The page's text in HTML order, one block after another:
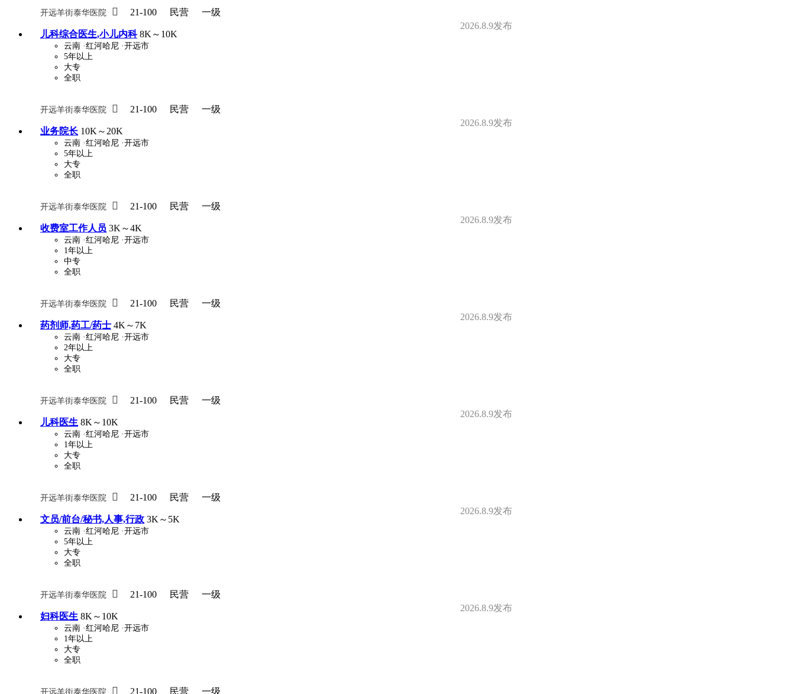
开远羊街泰华医院  21-100 民营
一级
2026.8.9发布
儿科综合医生,小儿内科 8K～10K
云南 ·红河哈尼 ·开远市
5年以上
大专
全职
开远羊街泰华医院  21-100 民营
一级
2026.8.9发布
业务院长 10K～20K
云南 ·红河哈尼 ·开远市
5年以上
大专
全职
开远羊街泰华医院  21-100 民营
一级
2026.8.9发布
收费室工作人员 3K～4K
云南 ·红河哈尼 ·开远市
1年以上
中专
全职
开远羊街泰华医院  21-100 民营
一级
2026.8.9发布
药剂师,药工/药士 4K～7K
云南 ·红河哈尼 ·开远市
2年以上
大专
全职
开远羊街泰华医院  21-100 民营
一级
2026.8.9发布
儿科医生 8K～10K
云南 ·红河哈尼 ·开远市
1年以上
大专
全职
开远羊街泰华医院  21-100 民营
一级
2026.8.9发布
文员/前台/秘书,人事,行政 3K～5K
云南 ·红河哈尼 ·开远市
5年以上
大专
全职
开远羊街泰华医院  21-100 民营
一级
2026.8.9发布
妇科医生 8K～10K
云南 ·红河哈尼 ·开远市
1年以上
大专
全职
开远羊街泰华医院  21-100 民营 一级